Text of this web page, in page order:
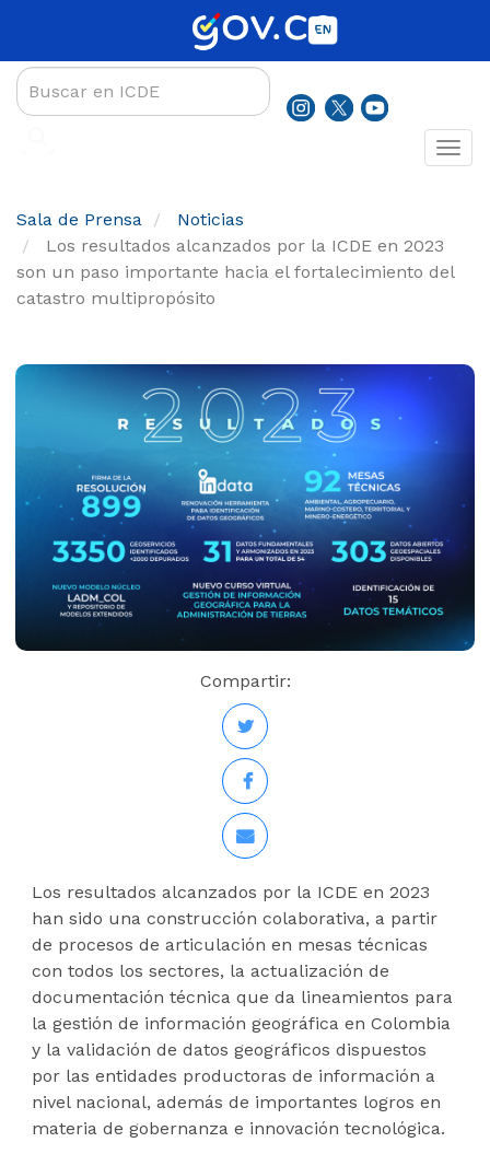
contenido
principal
Sala de Prensa
Noticias
Los resultados alcanzados por la ICDE en 2023
son un paso importante hacia el fortalecimiento del
catastro multipropósito
Compartir:
Los resultados alcanzados por la ICDE en 2023
han sido una construcción colaborativa, a partir
de procesos de articulación en mesas técnicas
con todos los sectores, la actualización de
documentación técnica que da lineamientos para
la gestión de información geográfica en Colombia
y la validación de datos geográficos dispuestos
por las entidades productoras de información a
nivel nacional, además de importantes logros en
materia de gobernanza e innovación tecnológica.